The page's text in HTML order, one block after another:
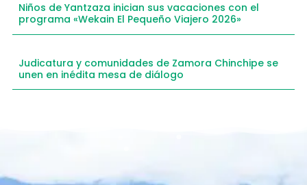
Niños de Yantzaza inician sus vacaciones con el
programa «Wekain El Pequeño Viajero 2026»
Judicatura y comunidades de Zamora Chinchipe se
unen en inédita mesa de diálogo